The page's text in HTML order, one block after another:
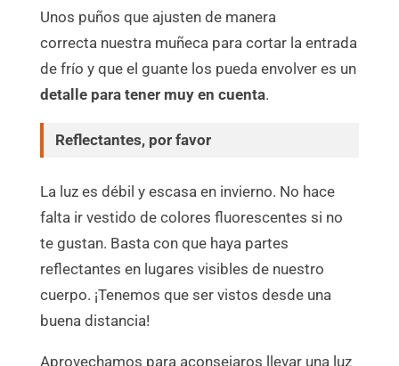
Unos puños que ajusten de manera
correcta nuestra muñeca para cortar la entrada
de frío y que el guante los pueda envolver es un
detalle para tener muy en cuenta.
Reflectantes, por favor
La luz es débil y escasa en invierno. No hace
falta ir vestido de colores fluorescentes si no
te gustan. Basta con que haya partes
reflectantes en lugares visibles de nuestro
cuerpo. ¡Tenemos que ser vistos desde una
buena distancia!
Aprovechamos para aconsejaros llevar una luz